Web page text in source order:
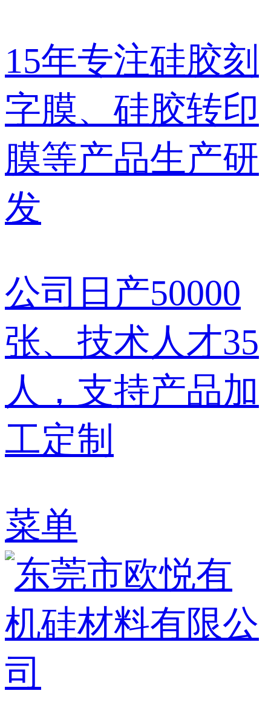
15年专注硅胶刻
字膜、硅胶转印
膜等产品生产研
发
公司日产50000
张、技术人才35
人 ，支持产品加
工定制
菜单